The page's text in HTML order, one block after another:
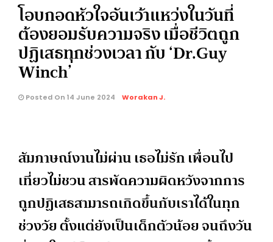
โอบกอดหัวใจอันเว้าแหว่งในวันที่
ต้องยอมรับความจริง เมื่อชีวิตถูก
ปฏิเสธทุกช่วงเวลา กับ ‘Dr.Guy
Winch’
Posted On 14 June 2024 Worakan J.
สัมภาษณ์งานไม่ผ่าน เธอไม่รัก เพื่อนไป
เที่ยวไม่ชวน สารพัดความผิดหวังจากการ
ถูกปฏิเสธสามารถเกิดขึ้นกับเราได้ในทุก
ช่วงวัย ตั้งแต่ยังเป็นเด็กตัวน้อย จนถึงวัน